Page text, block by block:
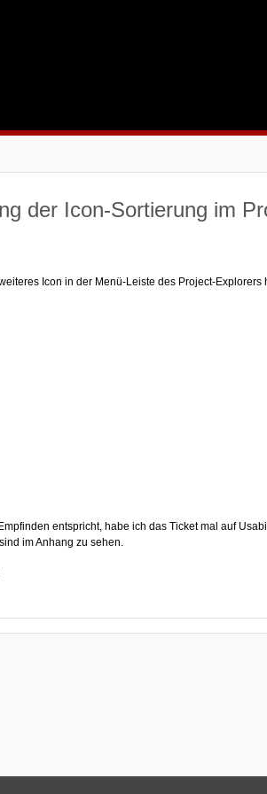
der Icon-Sortierung im
Icon in der Menü-Leiste des Project-
entspricht, habe ich das Ticket mal auf
im Anhang zu sehen.